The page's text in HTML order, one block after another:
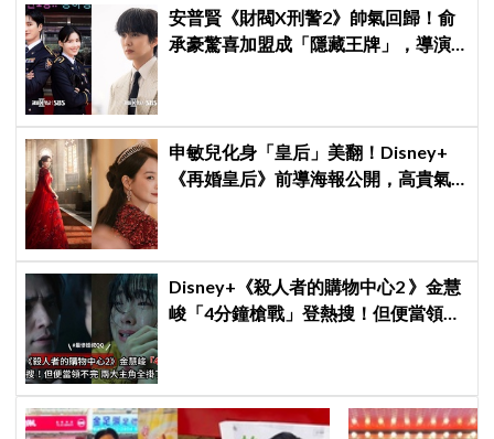
安普賢《財閥X刑警2》帥氣回歸！俞
承豪驚喜加盟成「隱藏王牌」，導演
申敏兒化身「皇后」美翻！Disney+
《再婚皇后》前導海報公開，高貴氣
Disney+《殺人者的購物中心2 》金慧
峻「4分鐘槍戰」登熱搜！但便當領不